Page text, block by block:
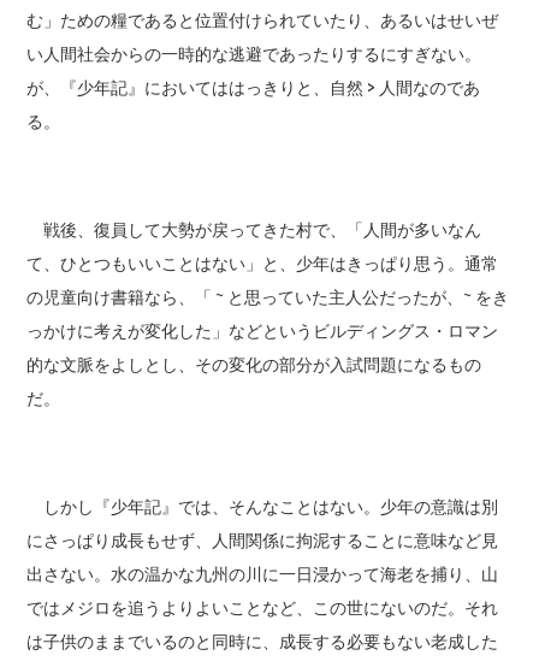
む」ための糧であると位置付けられていたり、あるいはせいぜ
い人間社会からの一時的な逃避であったりするにすぎない。
が、『少年記』においてははっきりと、自然 > 人間なのであ
る。
戦後、復員して大勢が戻ってきた村で、「人間が多いなん
て、ひとつもいいことはない」と、少年はきっぱり思う。通常
の児童向け書籍なら、「 ~ と思っていた主人公だったが、~ をき
っかけに考えが変化した」などというビルディングス・ロマン
的な文脈をよしとし、その変化の部分が入試問題になるもの
だ。
しかし『少年記』では、そんなことはない。少年の意識は別
にさっぱり成長もせず、人間関係に拘泥することに意味など見
出さない。水の温かな九州の川に一日浸かって海老を捕り、山
ではメジロを追うよりよいことなど、この世にないのだ。それ
は子供のままでいるのと同時に、成長する必要もない老成した